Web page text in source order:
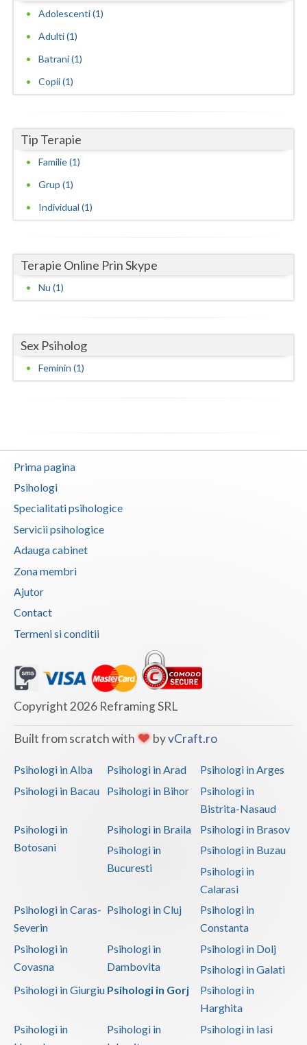
Iasi
Ilfov
Maramures
Mehedinti
Neamt
Prahova
Satu-Mare
Sibiu
Teleorman
Timis
Vaslui
Vrancea
Adolescenti (1)
Adulti (1)
Batrani (1)
Copii (1)
Tip Terapie
Familie (1)
Grup (1)
Individual (1)
Terapie Online Prin Skype
Nu (1)
Sex Psiholog
Feminin (1)
Prima pagina
Psihologi
Specialitati psihologice
Servicii psihologice
Adauga cabinet
Zona membri
Ajutor
Contact
Termeni si conditii
Copyright 2026 Reframing SRL
Built from scratch with byvCraft.ro
Psihologi in Alba Psihologi in Arad
Psihologi in Arges
Psihologi in Bacau
Psihologi in Bihor
Psihologi in
Bistrita-Nasaud
Psihologi in
Botosani
Psihologi in Braila
Psihologi in Brasov
Psihologi in
Bucuresti
Psihologi in Buzau
Psihologi in
Calarasi
Psihologi in Caras-
Severin
Psihologi in Cluj
Psihologi in
Constanta
Psihologi in
Covasna
Psihologi in
Dambovita
Psihologi in Dolj
Psihologi in Galati
Psihologi in Giurgiu Psihologi in Gorj
Psihologi in
Harghita
Psihologi in
Psihologi in
Psihologi in Iasi